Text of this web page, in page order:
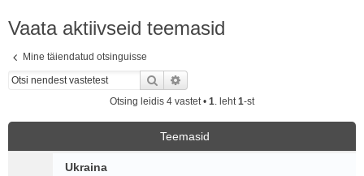
Vaata aktiivseid teemasid
Mine täiendatud otsinguisse
Otsi
Otsing leidis 4 vastet • 1. leht1-st
Teemasid
Ukraina